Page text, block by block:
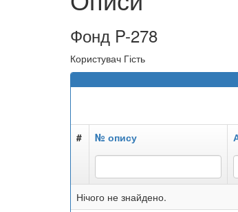
Фонд P-278
Користувач Гість
# № опису
Нічого не знайдено.